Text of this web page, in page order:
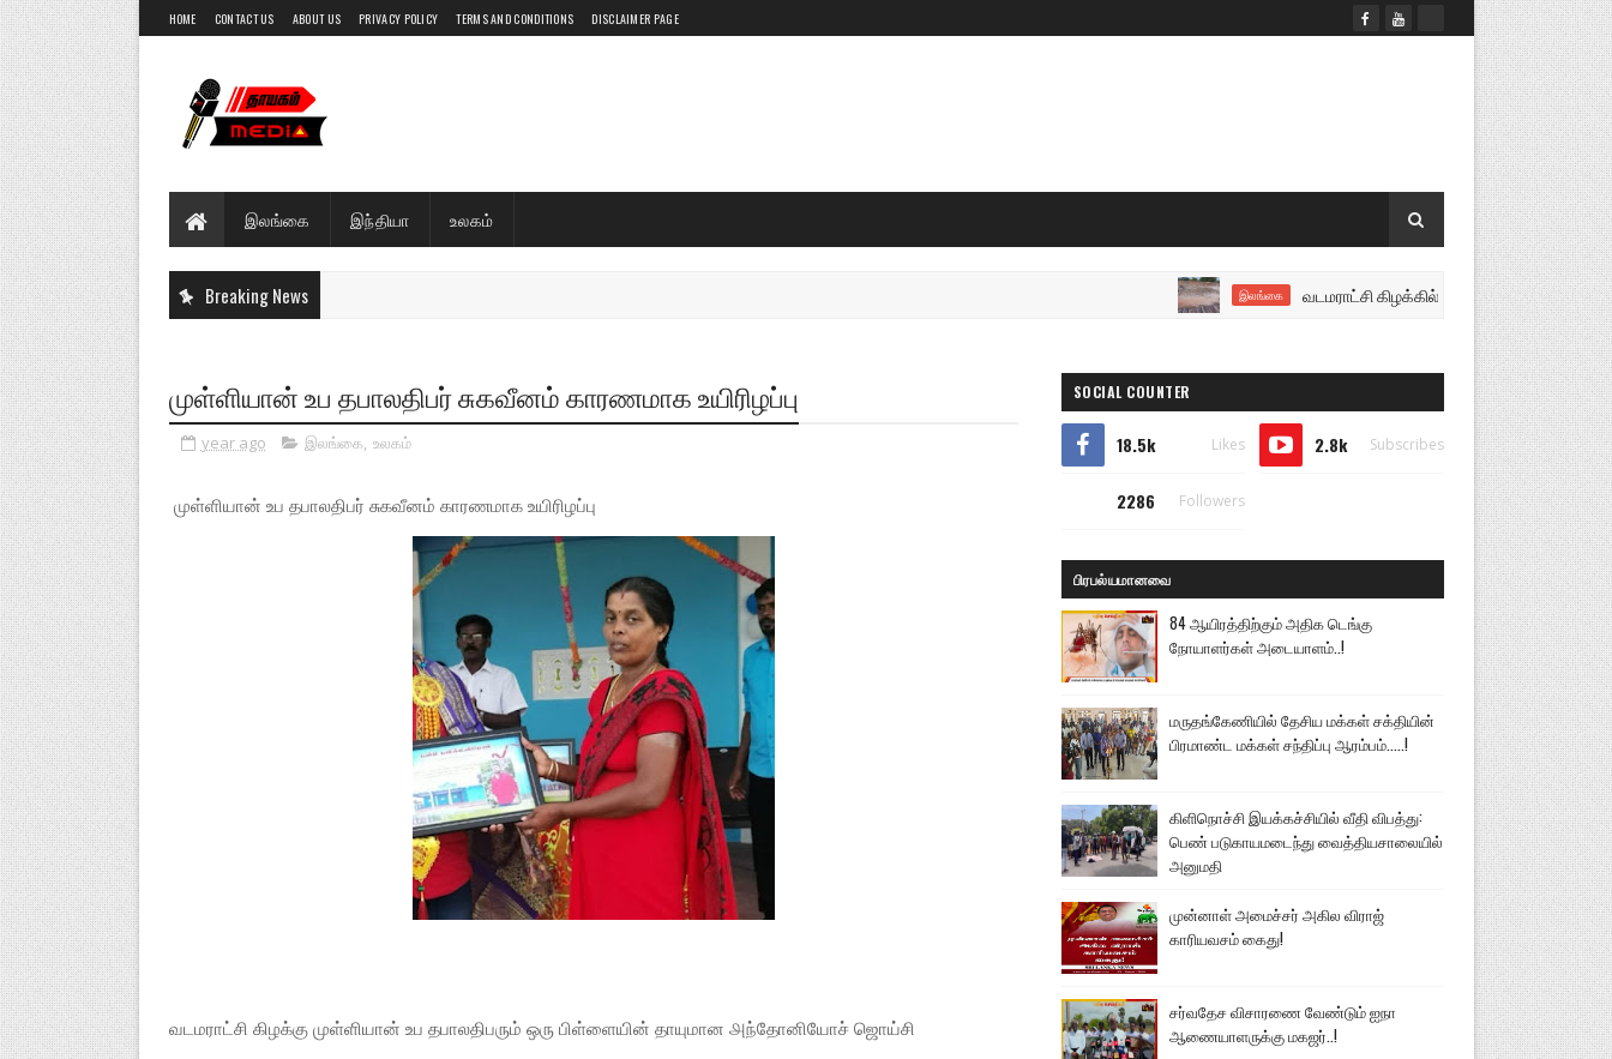
HOME CONTACT US ABOUT US PRIVACY POLICY TERMS AND CONDITIONS DISCLAIMER PAGE
இலங்கை இந்தியா உலகம்
Breaking News இலங்கை வடமராட்சி கிழக்கில் அராஜகம்: ஏழைத்
முள்ளியான் உப தபாலதிபர் சுகவீனம் காரணமாக உயிரிழப்பு
year ago இலங்கை, உலகம்
முள்ளியான் உப தபாலதிபர் சுகவீனம் காரணமாக உயிரிழப்பு
வடமராட்சி கிழக்கு முள்ளியான் உப தபாலதிபரும் ஒரு பிள்ளையின் தாயுமான ௮ந்தோனியோச் ஜொய்சி
SOCIAL COUNTER
18.5k Likes 2.8k Subscribes
2286 Followers
பிரபல்யமானவை
84 ஆயிரத்திற்கும் அதிக டெங்கு
நோயாளர்கள் அடையாளம்..!
மருதங்கேணியில் தேசிய மக்கள் சக்தியின்
பிரமாண்ட மக்கள் சந்திப்பு ஆரம்பம்.....!
கிளிநொச்சி இயக்கச்சியில் வீதி விபத்து:
பெண் படுகாயமடைந்து வைத்தியசாலையில்
அனுமதி
முன்னாள் அமைச்சர் அகில விராஜ்
காரியவசம் கைது!
சர்வதேச விசாரணை வேண்டும் ஐநா
ஆணையாளருக்கு மகஜர்..!